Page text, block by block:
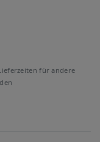
für andere